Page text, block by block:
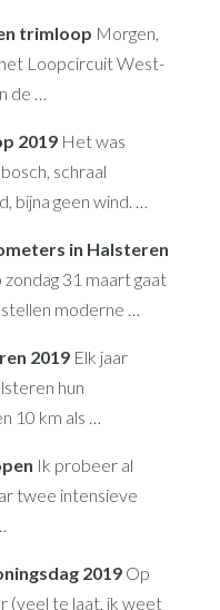
trimloop Morgen,
Loopcircuit West-
de …
2019Het was
schraal
bijna geen wind. …
in Halsteren
31 maart gaat
moderne …
2019Elk jaar
hun
10 km als …
Ik probeer al
twee intensieve
2019Op
(veel te laat, ik weet